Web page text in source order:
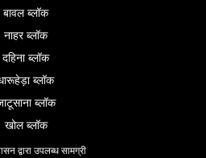
बावल ब्लॉक
नाहर ब्लॉक
दहिना ब्लॉक
ब्लॉक
ब्लॉक
खोल ब्लॉक
द्वारा उपलब्ध सामग्री